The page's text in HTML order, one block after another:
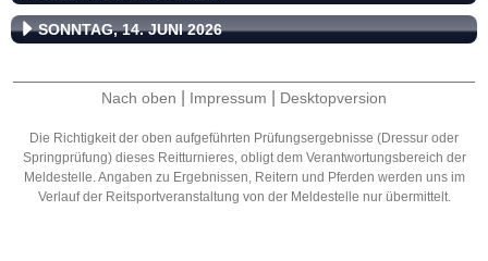
SONNTAG, 14. JUNI 2026
Nach oben Impressum Desktopversion
Die Richtigkeit der oben aufgeführten Prüfungsergebnisse (Dressur oder
Springprüfung) dieses Reitturnieres, obligt dem Verantwortungsbereich der
Meldestelle. Angaben zu Ergebnissen, Reitern und Pferden werden uns im
Verlauf der Reitsportveranstaltung von der Meldestelle nur übermittelt.